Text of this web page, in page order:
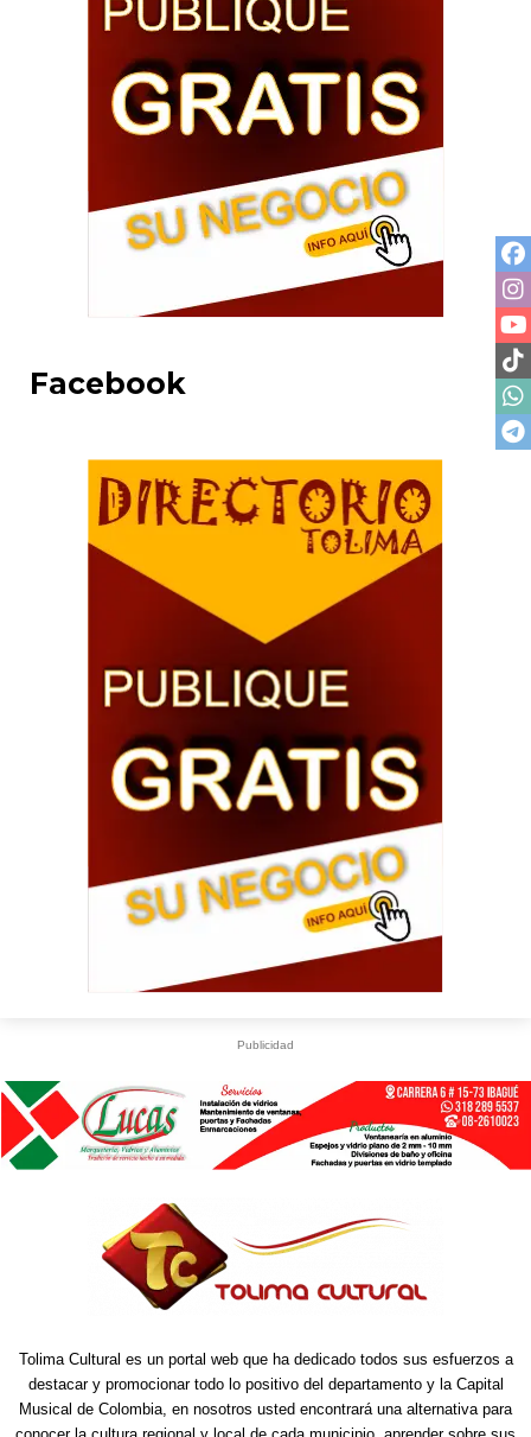
Facebook
Publicidad
Tolima Cultural es un portal web que ha dedicado todos sus esfuerzos a
destacar y promocionar todo lo positivo del departamento y la Capital
Musical de Colombia, en nosotros usted encontrará una alternativa para